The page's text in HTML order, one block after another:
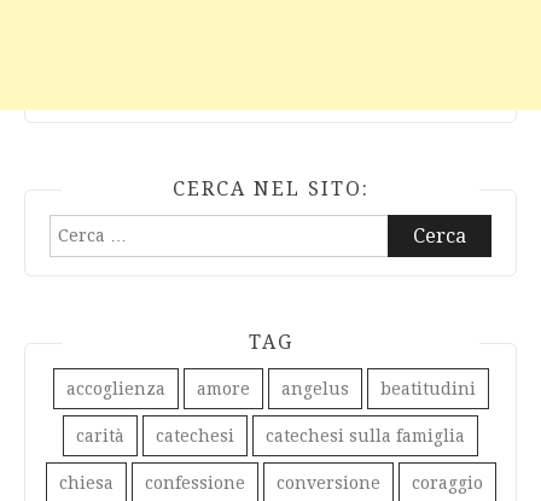
CERCA NEL SITO:
Ricerca
per:
TAG
accoglienza amore angelus beatitudini
carità catechesi catechesi sulla famiglia
chiesa confessione conversione coraggio